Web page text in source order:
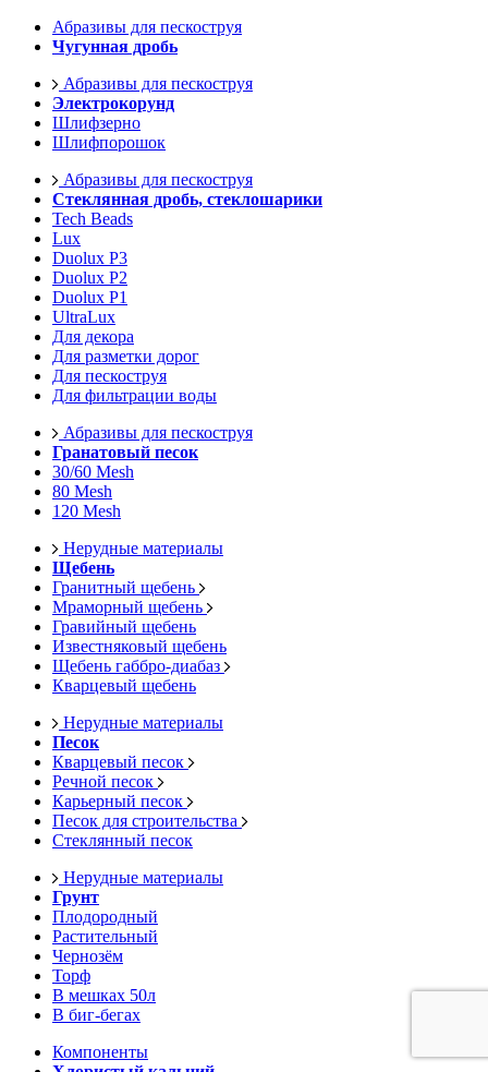
Абразивы для пескоструя
Чугунная дробь
Абразивы для пескоструя
Электрокорунд
Шлифзерно
Шлифпорошок
Абразивы для пескоструя
Стеклянная дробь, стеклошарики
Tech Beads
Lux
Duolux P3
Duolux P2
Duolux P1
UltraLux
Для декора
Для разметки дорог
Для пескоструя
Для фильтрации воды
Абразивы для пескоструя
Гранатовый песок
30/60 Mesh
80 Mesh
120 Mesh
Нерудные материалы
Щебень
Гранитный щебень
Мраморный щебень
Гравийный щебень
Известняковый щебень
Щебень габбро-диабаз
Кварцевый щебень
Нерудные материалы
Песок
Кварцевый песок
Речной песок
Карьерный песок
Песок для строительства
Стеклянный песок
Нерудные материалы
Грунт
Плодородный
Растительный
Чернозём
Торф
В мешках 50л
В биг-бегах
Компоненты